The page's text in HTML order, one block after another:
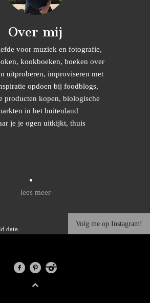
Over mij
voor muziek en fotografie,
kookboeken, boeken over
uitproberen, improviseren met
opdoen bij foodblogs,
producten kopen, biologische
in het buitenland
je je ogen uitkijkt, thuis
lees meer
data.
Volg me op Instagram!